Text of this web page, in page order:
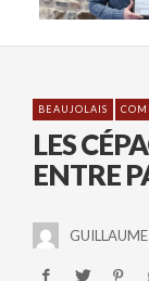
BEAUJOLAIS
LES
ENTRE